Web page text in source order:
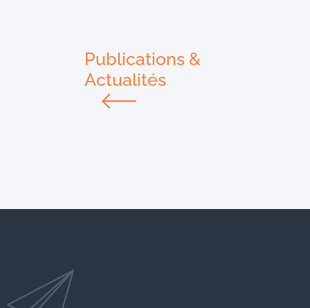
Publications &
Actualités